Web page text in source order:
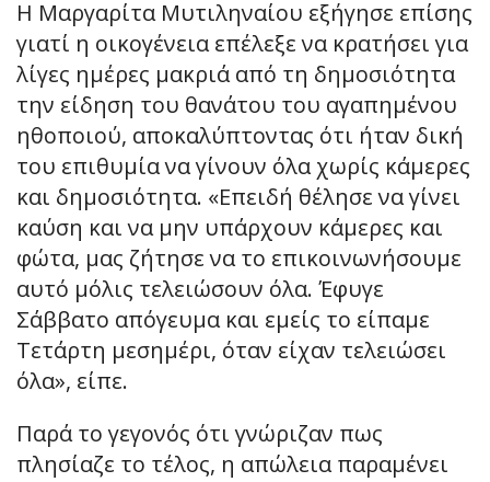
Η Μαργαρίτα Μυτιληναίου εξήγησε επίσης
γιατί η οικογένεια επέλεξε να κρατήσει για
λίγες ημέρες μακριά από τη δημοσιότητα
την είδηση του θανάτου του αγαπημένου
ηθοποιού, αποκαλύπτοντας ότι ήταν δική
του επιθυμία να γίνουν όλα χωρίς κάμερες
και δημοσιότητα. «Επειδή θέλησε να γίνει
καύση και να μην υπάρχουν κάμερες και
φώτα, μας ζήτησε να το επικοινωνήσουμε
αυτό μόλις τελειώσουν όλα. Έφυγε
Σάββατο απόγευμα και εμείς το είπαμε
Τετάρτη μεσημέρι, όταν είχαν τελειώσει
όλα», είπε.
Παρά το γεγονός ότι γνώριζαν πως
πλησίαζε το τέλος, η απώλεια παραμένει